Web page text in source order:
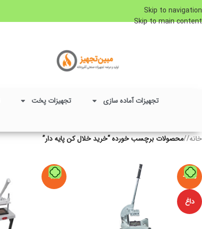
Skip to navigation
Skip to main content
تجهیزات آماده سازی تجهیزات پخت
خانه/ محصولات برچسب خورده “خرید خلال کن پایه دار”
-14%
داغ
-8%